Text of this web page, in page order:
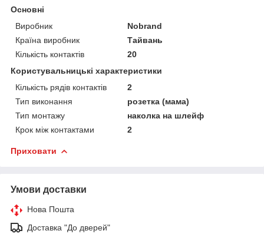
Основні
Виробник
Nobrand
Країна виробник
Тайвань
Кількість контактів
20
Користувальницькі характеристики
Кількість рядів контактів
2
Тип виконання
розетка (мама)
Тип монтажу
наколка на шлейф
Крок між контактами
2
Приховати
Умови доставки
Нова Пошта
Доставка "До дверей"